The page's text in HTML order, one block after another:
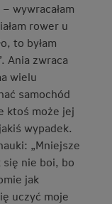
wywracałam
rower u
to byłam
Ania zwraca
wielu
samochód
ktoś może jej
wypadek.
„Mniejsze
nie boi, bo
jak
uczyć moje